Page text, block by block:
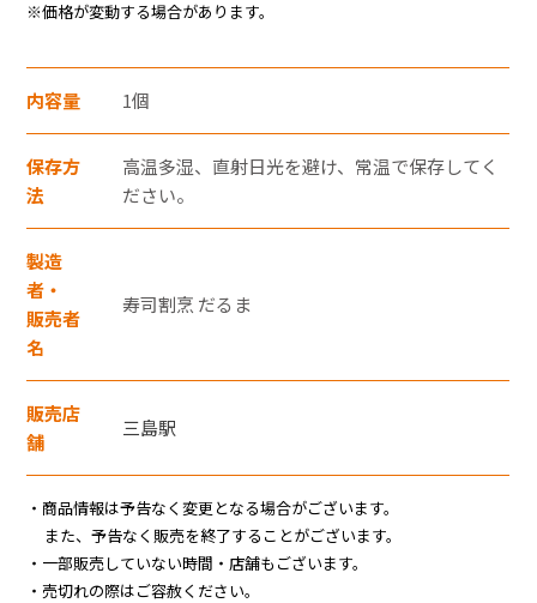
お問い合わせ・FAQ
特産品や名産品たちを産地からみなさまのもとへお届けするサ
イトです。
JR東海MARKET
auPayマーケット
東海新幹線の駅店舗で駅弁が受取れる駅弁予約サイトです。
※価格が変動する場合があります。
内容量 1個
保存方
法
高温多湿、直射日光を避け、常温で保存してく
ださい。
製造
者・
販売者
名
寿司割烹 だるま
販売店
舗
三島駅
・商品情報は予告なく変更となる場合がございます。
また、予告なく販売を終了することがございます。
・一部販売していない時間・店舗もございます。
・売切れの際はご容赦ください。